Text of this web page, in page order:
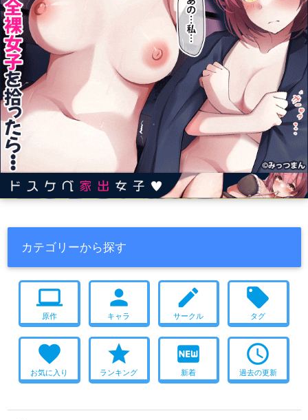
カテゴリーから探す
computer
原作
person
キャラ
create
サークル
local_offer
タグ
favorite
お気に入り
star
ランキング
fiber_new
新着
access_time
過去の更新